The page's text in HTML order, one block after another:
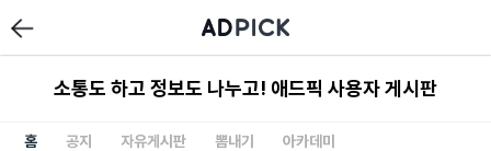
소통도 하고 정보도 나누고! 애드픽 사용자 게시판
홈 공지 자유게시판 뽐내기 아카데미